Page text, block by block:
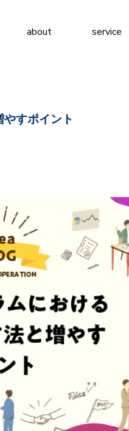
about service
すポイント